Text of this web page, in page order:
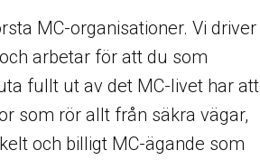
MC-organisationer. Vi driver
arbetar för att du som
fullt ut av det MC-livet har att
som rör allt från säkra vägar,
och billigt MC-ägande som